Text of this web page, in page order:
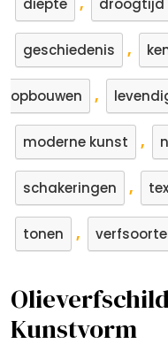
diepte droogtijd
geschiedenis ,
opbouwen ,
moderne kunst ,
schakeringen ,
tonen ,
Kunstvorm